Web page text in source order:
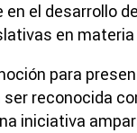
en el desarrollo
en
para
ser reconocida
iniciativa